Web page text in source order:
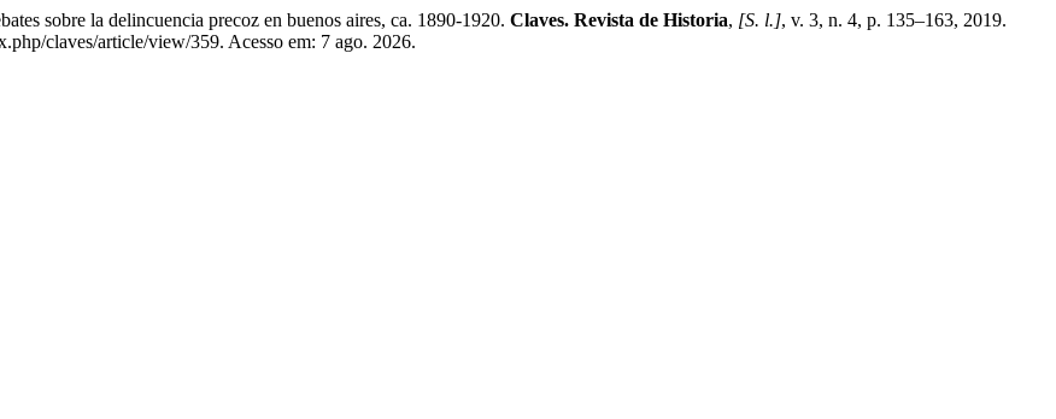
sobre la delincuencia precoz en buenos aires, ca. 1890-1920. Claves. Revista de Historia, [S. l.], v. 3, n. 4, p. 135–163, 2019.
claves/article/view/359. Acesso em: 7 ago. 2026.